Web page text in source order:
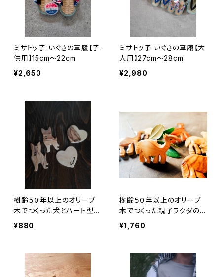
ミサトッ子 いぐさの草履【子
供用】15cm～22cm
¥2,650
ミサトッ子 いぐさの草履【大
人用】27cm～28cm
¥2,980
樹齢５０年以上のオリーブ
木でつくった犬とハート型マ
グネット
¥880
樹齢５０年以上のオリーブ
木でつくった親子ラクダのブ
ローチ
¥1,760